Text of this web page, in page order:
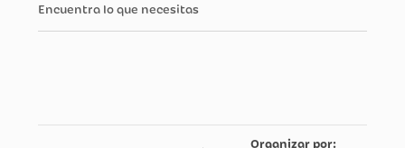
Encuentra lo que necesitas